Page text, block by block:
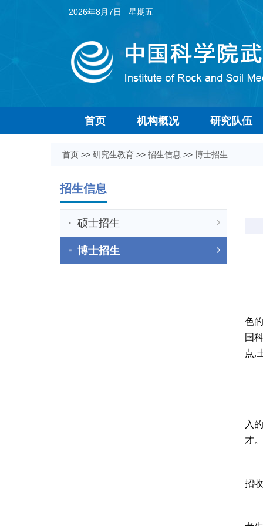
2026年8月7日 星期五
首页 机构概况 研究队伍
首页 >> 研究生教育 >> 招生信息 >> 博士招生
招生信息
硕士招生
博士招生
色
国
点,
一
研
入
才。
招
为